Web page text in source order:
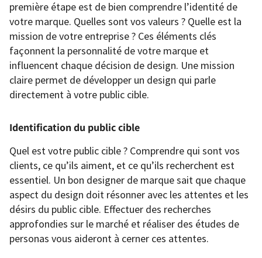
première étape est de bien comprendre l’identité de
votre marque. Quelles sont vos valeurs ? Quelle est la
mission de votre entreprise ? Ces éléments clés
façonnent la personnalité de votre marque et
influencent chaque décision de design. Une mission
claire permet de développer un design qui parle
directement à votre public cible.
Identification du public cible
Quel est votre public cible ? Comprendre qui sont vos
clients, ce qu’ils aiment, et ce qu’ils recherchent est
essentiel. Un bon designer de marque sait que chaque
aspect du design doit résonner avec les attentes et les
désirs du public cible. Effectuer des recherches
approfondies sur le marché et réaliser des études de
personas vous aideront à cerner ces attentes.